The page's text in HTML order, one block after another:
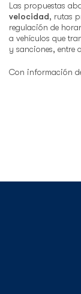
Las propuestas
velocidad, rutas
regulación de
a vehículos que
y sanciones, entre
Con información